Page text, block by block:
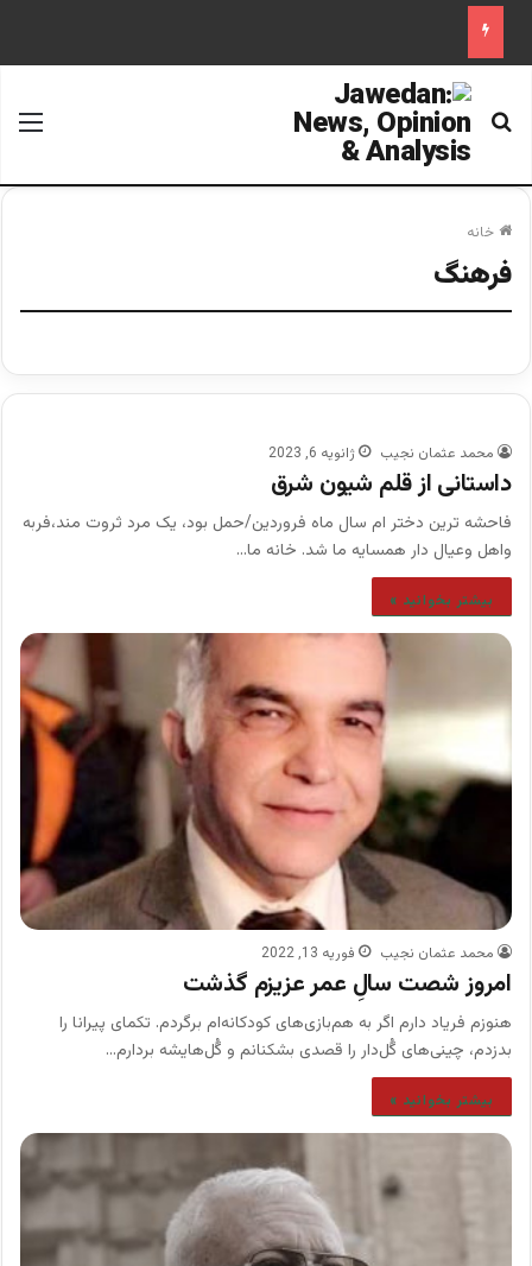
جستجو برای
خانه
فرهنگ
محمد عثمان نجیب ژانویه 6, 2023
داستانی از قلم شیون شرق
فاحشه ترین دختر ام سال ماه فروردین/حمل بود، یک مرد ثروت مند،فربه
واهل وعیال دار همسایه ما شد. خانه ما…
بیشتر بخوانید »
محمد عثمان نجیب فوریه 13, 2022
امروز شصت سالِ عمر عزیزم گذشت
هنوزم فریاد دارم اگر به هم‌بازی‌های کودکانه‌ام برگردم. تکمای پیرانا را
بدزدم، چینی‌های گُل‌دار را قصدی بشکنانم ‌و گُل‌هایشه بردارم…
بیشتر بخوانید »